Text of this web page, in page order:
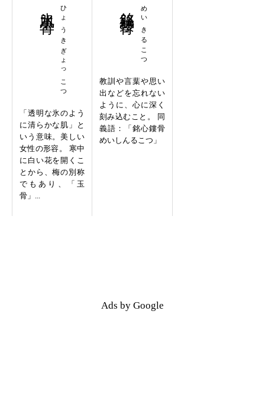
ひょうきぎょっこつ
「透明な氷のよう
に清らかな肌」と
いう意味。美しい
女性の形容。 寒中
に白い花を開くこ
とから、梅の別称
でもあり、「玉
骨」...
めいきるこつ
教訓や言葉や思い
出などを忘れない
ように、心に深く
刻み込むこと。 同
義語：「銘心鏤骨
めいしんるこつ」
Ads by Google